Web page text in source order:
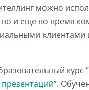
можно
и еще во время
клиентами
курс “
”.